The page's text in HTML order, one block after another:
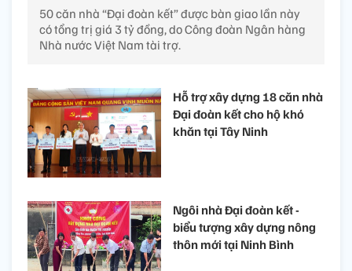
50 căn nhà “Đại đoàn kết” được bàn giao lần này
có tổng trị giá 3 tỷ đồng, do Công đoàn Ngân hàng
Nhà nước Việt Nam tài trợ.
Hỗ trợ xây dựng 18 căn nhà
Đại đoàn kết cho hộ khó
khăn tại Tây Ninh
Ngôi nhà Đại đoàn kết -
biểu tượng xây dựng nông
thôn mới tại Ninh Bình